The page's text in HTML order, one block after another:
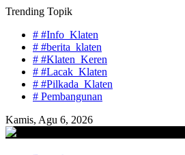
Skip
content
Trending Topik
# #Info_Klaten
# #berita_klaten
# #Klaten_Keren
# #Lacak_Klaten
# #Pilkada_Klaten
# Pembangunan
Kamis, Agu 6, 2026